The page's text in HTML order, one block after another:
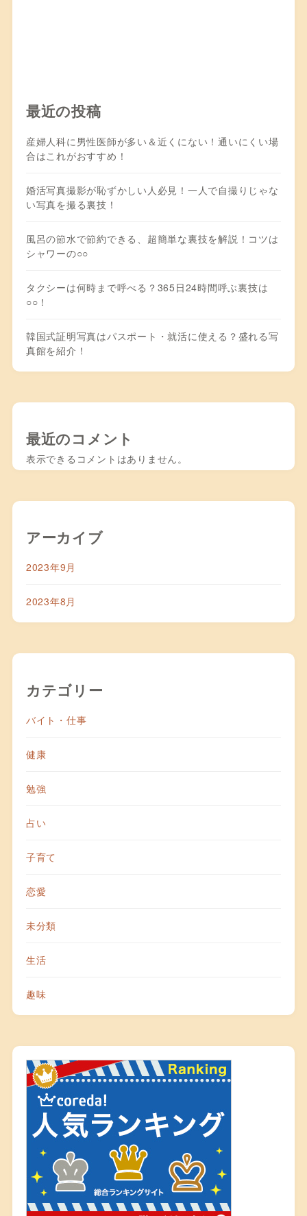
最近の投稿
産婦人科に男性医師が多い＆近くにない！通いにくい場
合はこれがおすすめ！
婚活写真撮影が恥ずかしい人必見！一人で自撮りじゃな
い写真を撮る裏技！
風呂の節水で節約できる、超簡単な裏技を解説！コツは
シャワーの○○
タクシーは何時まで呼べる？365日24時間呼ぶ裏技は
○○！
韓国式証明写真はパスポート・就活に使える？盛れる写
真館を紹介！
最近のコメント
表示できるコメントはありません。
アーカイブ
2023年9月
2023年8月
カテゴリー
バイト・仕事
健康
勉強
占い
子育て
恋愛
未分類
生活
趣味